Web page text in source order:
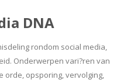
DNA
rondom social media,
Onderwerpen vari?ren van
orde, opsporing, vervolging,